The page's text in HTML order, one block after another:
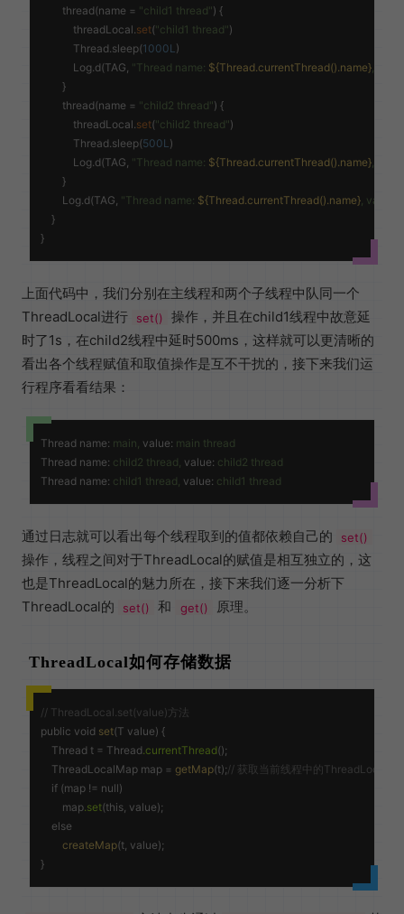
        thread(name =
"child1 thread") {
            threadLocal.
set("child1 thread")
            Thread.sleep(
1000L)
            Log.d(TAG,
"Thread name: ${Thread.currentThread().name},
        }
        thread(name =
"child2 thread") {
            threadLocal.
set("child2 thread")
            Thread.sleep(
500L)
            Log.d(TAG,
"Thread name: ${Thread.currentThread().name},
        }
        Log.d(TAG,
"Thread name: ${Thread.currentThread().name}, value:
    }
上面代码中，我们分别在主线程和两个子线程中队同一个
ThreadLocal进行
set()
操作，并且在child1线程中故意延
时了1s，在child2线程中延时500ms，这样就可以更清晰的
看出各个线程赋值和取值操作是互不干扰的，接下来我们运
行程序看看结果：
Thread name: main, value: main thread
Thread name: child2 thread, value: child2 thread
Thread name: child1 thread, value: child1 thread
通过日志就可以看出每个线程取到的值都依赖自己的 set()
操作，线程之间对于ThreadLocal的赋值是相互独立的，这
也是ThreadLocal的魅力所在，接下来我们逐一分析下
ThreadLocal的
set() 和 get() 原理。
ThreadLocal如何存储数据
// ThreadLocal.set(value)方法
public void set(T value) {
    Thread t = Thread
.currentThread();
    ThreadLocalMap map =
getMap(t);// 获取当前线程中的
    if (map != null)
        map
.set(this, value);
    else
createMap(t, value);